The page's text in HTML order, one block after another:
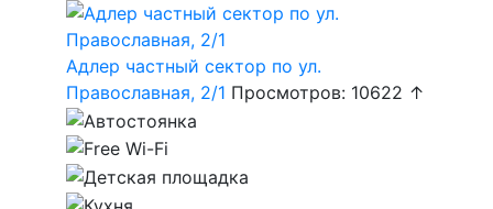
Адлер частный сектор по ул.
Православная, 2/1 Просмотров: 10622 ↑